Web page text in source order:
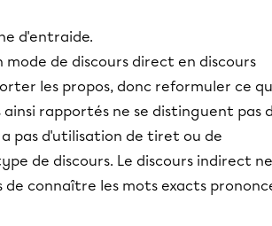
d'entraide.
de discours direct en discours
les propos, donc reformuler ce
ainsi rapportés ne se distinguent pas
pas d'utilisation de tiret ou de
de discours. Le discours indirect
de connaître les mots exacts